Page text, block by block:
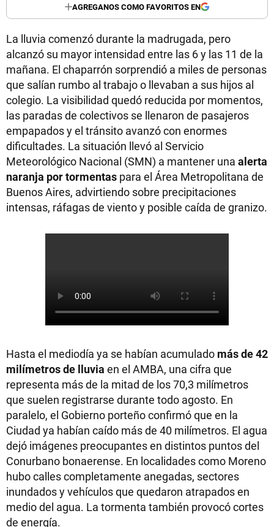
AGREGANOS COMO FAVORITOS EN
La lluvia comenzó durante la madrugada, pero
alcanzó su mayor intensidad entre las 6 y las 11 de la
mañana. El chaparrón sorprendió a miles de personas
que salían rumbo al trabajo o llevaban a sus hijos al
colegio. La visibilidad quedó reducida por momentos,
las paradas de colectivos se llenaron de pasajeros
empapados y el tránsito avanzó con enormes
dificultades. La situación llevó al Servicio
Meteorológico Nacional (SMN) a mantener una alerta
naranja por tormentas para el Área Metropolitana de
Buenos Aires, advirtiendo sobre precipitaciones
intensas, ráfagas de viento y posible caída de granizo.
Hasta el mediodía ya se habían acumulado más de 42
milímetros de lluvia en el AMBA, una cifra que
representa más de la mitad de los 70,3 milímetros
que suelen registrarse durante todo agosto. En
paralelo, el Gobierno porteño confirmó que en la
Ciudad ya habían caído más de 40 milímetros. El agua
dejó imágenes preocupantes en distintos puntos del
Conurbano bonaerense. En localidades como Moreno
hubo calles completamente anegadas, sectores
inundados y vehículos que quedaron atrapados en
medio del agua. La tormenta también provocó cortes
de energía.